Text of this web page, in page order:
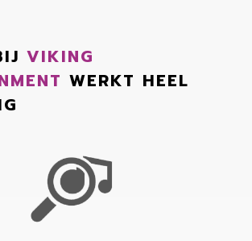
VIKING
WERKT HEEL